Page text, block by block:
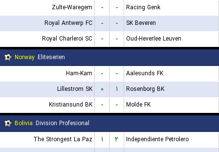
Zulte-Waregem
- -
Racing Genk
Royal Antwerp FC
- -
SK Beveren
Royal Charleroi SC
- -
Oud-Heverlee Leuven
Norway Eliteserien
Ham-Kam
- -
Aalesunds FK
Lillestrom SK
۰ ۱
Rosenborg BK
Kristiansund BK
- -
Molde FK
Bolivia Division Profesional
The Strongest La Paz
۱ ۲
Independiente Petrolero